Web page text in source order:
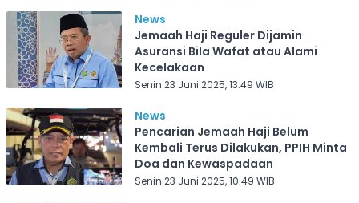
News
Jemaah Haji Reguler Dijamin
Asuransi Bila Wafat atau Alami
Kecelakaan
Senin 23 Juni 2025, 13:49 WIB
News
Pencarian Jemaah Haji Belum
Kembali Terus Dilakukan, PPIH Minta
Doa dan Kewaspadaan
Senin 23 Juni 2025, 10:49 WIB